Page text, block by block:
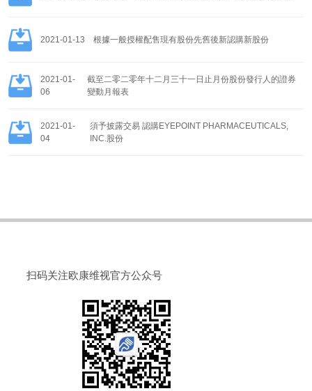
2021-01-13 根據一般授權配售現有股份先舊後新認購新股份
2021-01-
06
截至二零二零年十二月三十一日止月份股份發行人的證券
變動月報表
2021-01-
04
須予披露交易 認購EYEPOINT PHARMACEUTICALS,
INC.股份
扫码关注欧康维视官方公众号